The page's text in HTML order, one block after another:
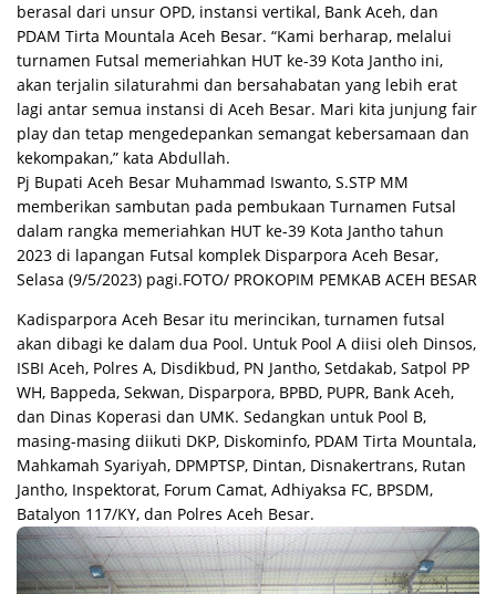
berasal dari unsur OPD, instansi vertikal, Bank Aceh, dan
PDAM Tirta Mountala Aceh Besar. “Kami berharap, melalui
turnamen Futsal memeriahkan HUT ke-39 Kota Jantho ini,
akan terjalin silaturahmi dan bersahabatan yang lebih erat
lagi antar semua instansi di Aceh Besar. Mari kita junjung fair
play dan tetap mengedepankan semangat kebersamaan dan
kekompakan,” kata Abdullah.
Pj Bupati Aceh Besar Muhammad Iswanto, S.STP MM
memberikan sambutan pada pembukaan Turnamen Futsal
dalam rangka memeriahkan HUT ke-39 Kota Jantho tahun
2023 di lapangan Futsal komplek Disparpora Aceh Besar,
Selasa (9/5/2023) pagi.FOTO/ PROKOPIM PEMKAB ACEH BESAR
Kadisparpora Aceh Besar itu merincikan, turnamen futsal
akan dibagi ke dalam dua Pool. Untuk Pool A diisi oleh Dinsos,
ISBI Aceh, Polres A, Disdikbud, PN Jantho, Setdakab, Satpol PP
WH, Bappeda, Sekwan, Disparpora, BPBD, PUPR, Bank Aceh,
dan Dinas Koperasi dan UMK. Sedangkan untuk Pool B,
masing-masing diikuti DKP, Diskominfo, PDAM Tirta Mountala,
Mahkamah Syariyah, DPMPTSP, Dintan, Disnakertrans, Rutan
Jantho, Inspektorat, Forum Camat, Adhiyaksa FC, BPSDM,
Batalyon 117/KY, dan Polres Aceh Besar.